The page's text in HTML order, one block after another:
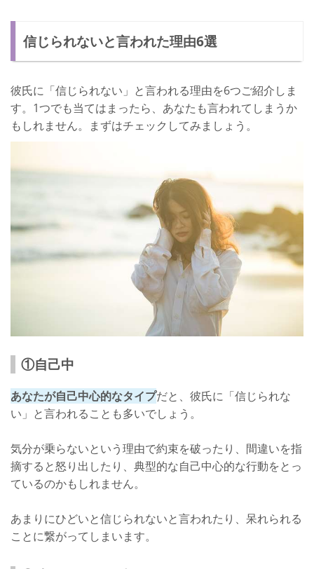
信じられないと言われた理由6選
彼氏に「信じられない」と言われる理由を6つご紹介しま
す。1つでも当てはまったら、あなたも言われてしまうか
もしれません。まずはチェックしてみましょう。
①自己中
あなたが自己中心的なタイプだと、彼氏に「信じられな
い」と言われることも多いでしょう。
気分が乗らないという理由で約束を破ったり、間違いを指
摘すると怒り出したり、典型的な自己中心的な行動をとっ
ているのかもしれません。
あまりにひどいと信じられないと言われたり、呆れられる
ことに繋がってしまいます。